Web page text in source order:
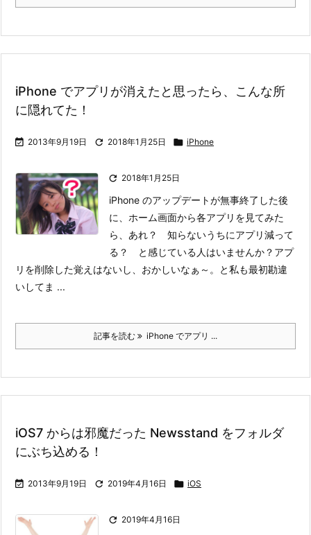
iPhone でアプリが消えたと思ったら、こんな所
に隠れてた！
 2013年9月19日  2018年1月25日  iPhone
 2018年1月25日
iPhone のアップデートが無事終了した後
に、ホーム画面から各アプリを見てみた
ら、あれ？ 知らないうちにアプリ減って
る？ と感じている人はいませんか？ アプ
リを削除した覚えはないし、おかしいなぁ～。と私も最初勘違
いしてま ...
記事を読む iPhone でアプリ ...
iOS7 からは邪魔だった Newsstand をフォルダ
にぶち込める！
 2013年9月19日  2019年4月16日  iOS
 2019年4月16日